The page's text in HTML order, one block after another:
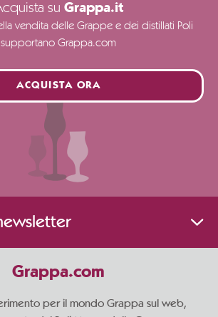
su Grappa.it
vendita delle Grappe e dei distillati Poli
supportano Grappa.com
ACQUISTA ORA
Grappa.com
per il mondo Grappa sul web,